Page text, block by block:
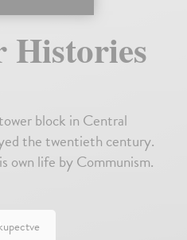
Histories
block in Central
the twentieth century.
own life by Communism.